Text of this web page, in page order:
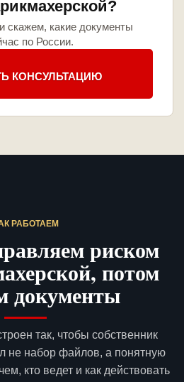
скажем, какие документы
по России.
КОНСУЛЬТАЦИЮ
РАБОТАЕМ
риском
потом
документы
так, чтобы собственник
не набор файлов, а понятную
кто ведет и как действовать